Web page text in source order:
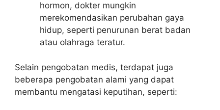
hormon, dokter mungkin
merekomendasikan perubahan gaya
hidup, seperti penurunan berat badan
atau olahraga teratur.
Selain pengobatan medis, terdapat juga
beberapa pengobatan alami yang dapat
membantu mengatasi keputihan, seperti: